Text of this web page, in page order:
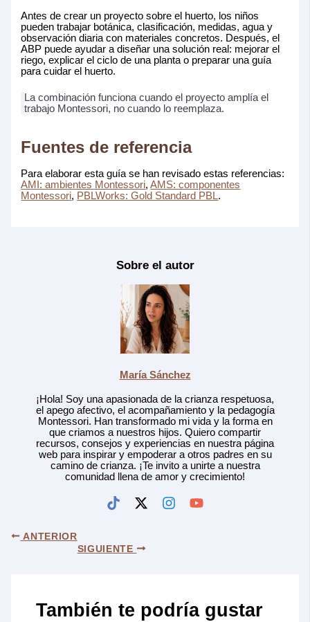
Antes de crear un proyecto sobre el huerto, los niños
pueden trabajar botánica, clasificación, medidas, agua y
observación diaria con materiales concretos. Después, el
ABP puede ayudar a diseñar una solución real: mejorar el
riego, explicar el ciclo de una planta o preparar una guía
para cuidar el huerto.
La combinación funciona cuando el proyecto amplía el
trabajo Montessori, no cuando lo reemplaza.
Fuentes de referencia
Para elaborar esta guía se han revisado estas referencias:
AMI: ambientes Montessori,AMS: componentes
Montessori, PBLWorks: Gold Standard PBL.
Sobre el autor
María Sánchez
¡Hola! Soy una apasionada de la crianza respetuosa,
el apego afectivo, el acompañamiento y la pedagogía
Montessori. Han transformado mi vida y la forma en
que criamos a nuestros hijos. Quiero compartir
recursos, consejos y experiencias en nuestra página
web para inspirar y empoderar a otros padres en su
camino de crianza. ¡Te invito a unirte a nuestra
comunidad llena de amor y crecimiento!
ANTERIOR
SIGUIENTE
También te podría gustar